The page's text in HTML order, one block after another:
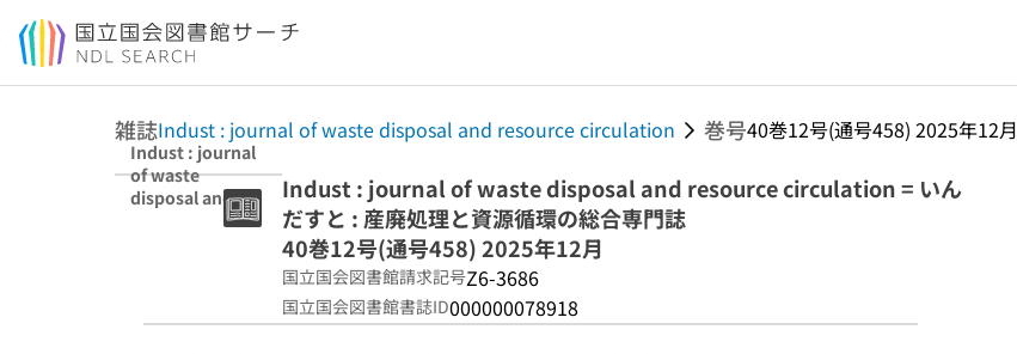
本文へ移動
雑誌Indust : journal of waste disposal and resource circulation 巻号40巻12号(通号458) 2025年12月
Indust : journal
of waste
disposal and
Indust : journal of waste disposal and resource circulation = いん
だすと : 産廃処理と資源循環の総合専門誌
40巻12号(通号458) 2025年12月
国立国会図書館請求記号Z6-3686
国立国会図書館書誌ID000000078918